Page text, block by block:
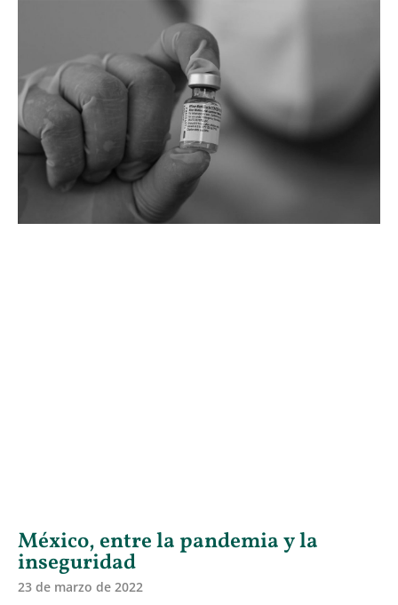
México, entre la pandemia y la
inseguridad
23 de marzo de 2022